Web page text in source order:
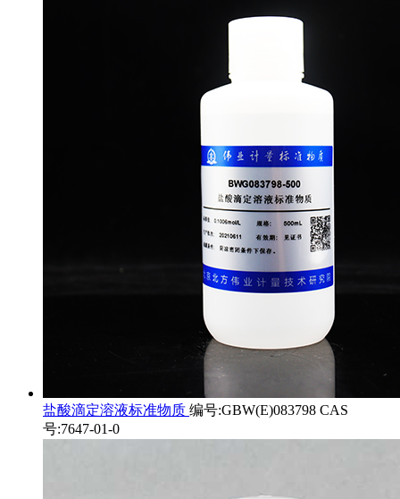
盐酸滴定溶液标准物质 编号:GBW(E)083798 CAS
号:7647-01-0